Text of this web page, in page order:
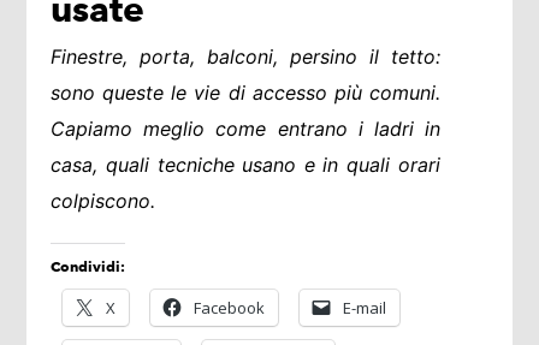
usate
Finestre, porta, balconi, persino il tetto:
sono queste le vie di accesso più comuni.
Capiamo meglio come entrano i ladri in
casa, quali tecniche usano e in quali orari
colpiscono.
Condividi:
X Facebook E-mail